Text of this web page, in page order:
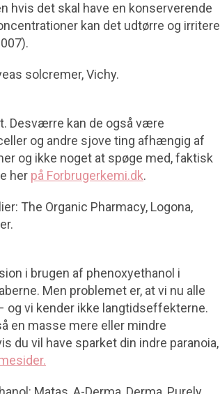
hvis det skal have en konserverende
kan det udtørre og irritere
solcremer, Vichy.
Desværre kan de også være
og andre sjove ting afhængig af
og ikke noget at spøge med, faktisk
her på Forbrugerkemi.dk.
The Organic Pharmacy, Logona,
i brugen af phenoxyethanol i
Men problemet er, at vi nu alle
vi kender ikke langtidseffekterne.
en masse mere eller mindre
du vil have sparket din indre paranoia,